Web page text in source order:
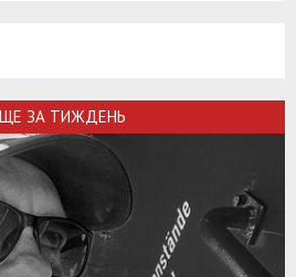
ЗА ТИЖДЕНЬ